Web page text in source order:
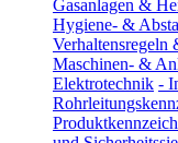
Gasanlagen &
Hygiene- &
Verhaltensregeln
Maschinen- &
Elektrotechnik -